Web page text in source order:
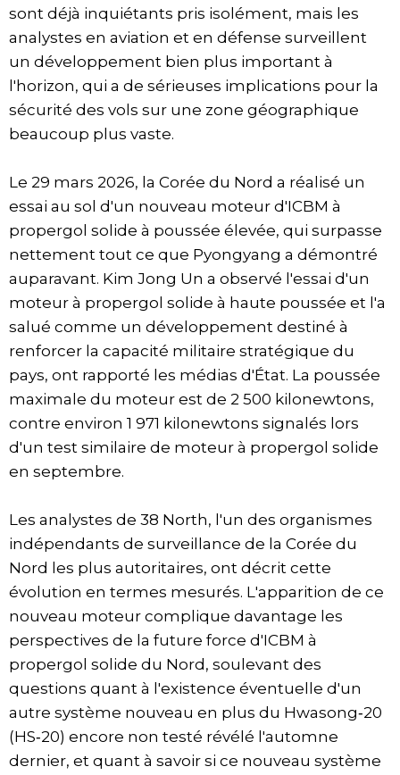
sont déjà inquiétants pris isolément, mais les
analystes en aviation et en défense surveillent
un développement bien plus important à
l'horizon, qui a de sérieuses implications pour la
sécurité des vols sur une zone géographique
beaucoup plus vaste.
Le 29 mars 2026, la Corée du Nord a réalisé un
essai au sol d'un nouveau moteur d'ICBM à
propergol solide à poussée élevée, qui surpasse
nettement tout ce que Pyongyang a démontré
auparavant. Kim Jong Un a observé l'essai d'un
moteur à propergol solide à haute poussée et l'a
salué comme un développement destiné à
renforcer la capacité militaire stratégique du
pays, ont rapporté les médias d'État. La poussée
maximale du moteur est de 2 500 kilonewtons,
contre environ 1 971 kilonewtons signalés lors
d'un test similaire de moteur à propergol solide
en septembre.
Les analystes de 38 North, l'un des organismes
indépendants de surveillance de la Corée du
Nord les plus autoritaires, ont décrit cette
évolution en termes mesurés. L'apparition de ce
nouveau moteur complique davantage les
perspectives de la future force d'ICBM à
propergol solide du Nord, soulevant des
questions quant à l'existence éventuelle d'un
autre système nouveau en plus du Hwasong‑20
(HS‑20) encore non testé révélé l'automne
dernier, et quant à savoir si ce nouveau système